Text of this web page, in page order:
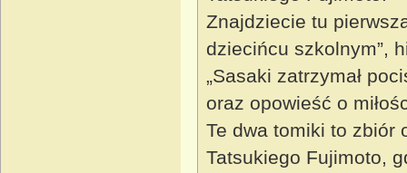
Znajdziecie tu
dziecińcu szkolnym”,
„Sasaki zatrzymał
oraz opowieść o
Te dwa tomiki to zbiór
Tatsukiego Fujimoto,